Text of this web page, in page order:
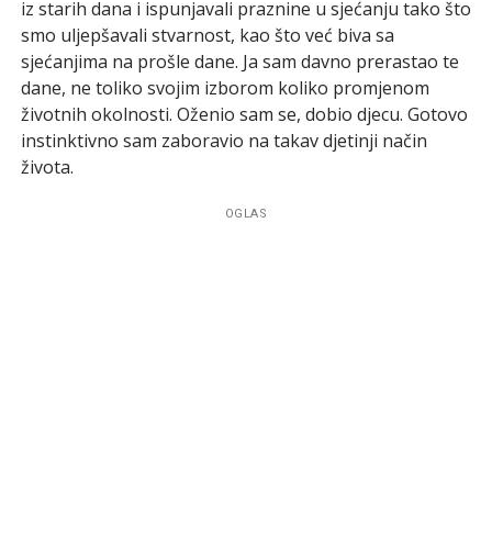
iz starih dana i ispunjavali praznine u sjećanju tako što
smo uljepšavali stvarnost, kao što već biva sa
sjećanjima na prošle dane. Ja sam davno prerastao te
dane, ne toliko svojim izborom koliko promjenom
životnih okolnosti. Oženio sam se, dobio djecu. Gotovo
instinktivno sam zaboravio na takav djetinji način
života.
OGLAS